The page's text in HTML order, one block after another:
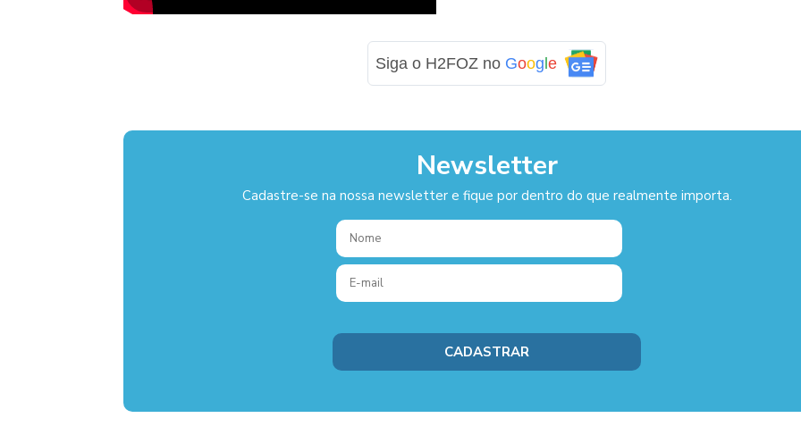
Siga o H2FOZ no Google
Newsletter
Cadastre-se na nossa newsletter e fique por dentro do que realmente importa.